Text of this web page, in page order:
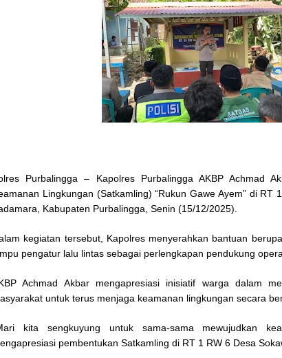
Purbalingga – Kapolres Purbalingga AKBP Achmad
Lingkungan (Satkamling) “Rukun Gawe Ayem” di RT
Kabupaten Purbalingga, Senin (15/12/2025).
kegiatan tersebut, Kapolres menyerahkan bantuan
pengatur lalu lintas sebagai perlengkapan pendukung
Achmad Akbar mengapresiasi inisiatif warga dalam
untuk terus menjaga keamanan lingkungan secara
kita sengkuyung untuk sama-sama mewujudkan
pembentukan Satkamling di RT 1 RW 6 Desa